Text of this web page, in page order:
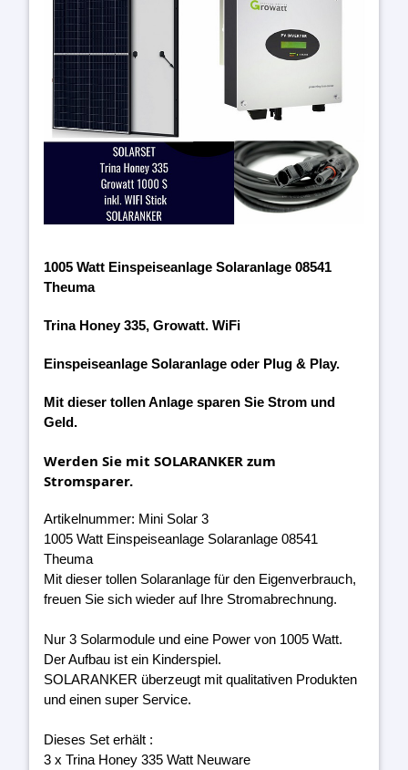
1005 Watt Einspeiseanlage Solaranlage 08541
Theuma
Trina Honey 335, Growatt. WiFi
Einspeiseanlage Solaranlage oder Plug & Play.
Mit dieser tollen Anlage sparen Sie Strom und
Geld.
Werden Sie mit SOLARANKER zum
Stromsparer.
Artikelnummer: Mini Solar 3
1005 Watt Einspeiseanlage Solaranlage 08541
Theuma
Mit dieser tollen Solaranlage für den Eigenverbrauch,
freuen Sie sich wieder auf Ihre Stromabrechnung.
Nur 3 Solarmodule und eine Power von 1005 Watt.
Der Aufbau ist ein Kinderspiel.
SOLARANKER überzeugt mit qualitativen Produkten
und einen super Service.
Dieses Set erhält :
3 x Trina Honey 335 Watt Neuware